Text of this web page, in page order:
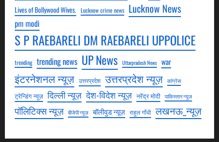
Lives of Bollywood Wives. Lucknow crime news Lucknow News
pm modi
S P RAEBARELI DM RAEBARELI UPPOLICE
trending trending news UP News Uttarpradesh News war
इंटरनेशनल न्यूज़ उत्तरप्रदेश उत्तरप्रदेश न्यूज़ कांग्रेस
ट्रेन्डिंग न्यूज़ दिल्ली न्यूज़ देश-विदेश न्यूज़ नरेंद्र मोदी पाकिस्तान न्यूज़
पॉलिटिक्स न्यूज़ बीजेपी न्यूज़ बॉलीवुड न्यूज़ राहुल गाँधी लखनऊ_न्यूज़